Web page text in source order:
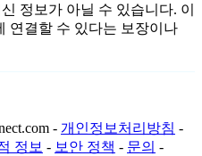
정보가 아닐 수 있습니다. 이
연결할 수 있다는 보장이나
- 개인정보처리방침 -
정보 - 보안 정책 - 문의 -